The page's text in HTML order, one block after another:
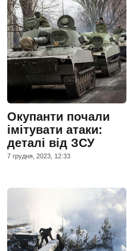
Окупанти почали
імітувати атаки:
деталі від ЗСУ
7 грудня, 2023, 12:33